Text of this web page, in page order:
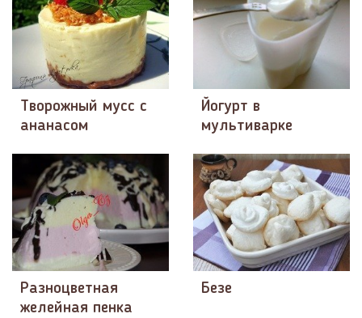
Творожный мусс с
ананасом
Йогурт в
мультиварке
Разноцветная
желейная пенка
Безе